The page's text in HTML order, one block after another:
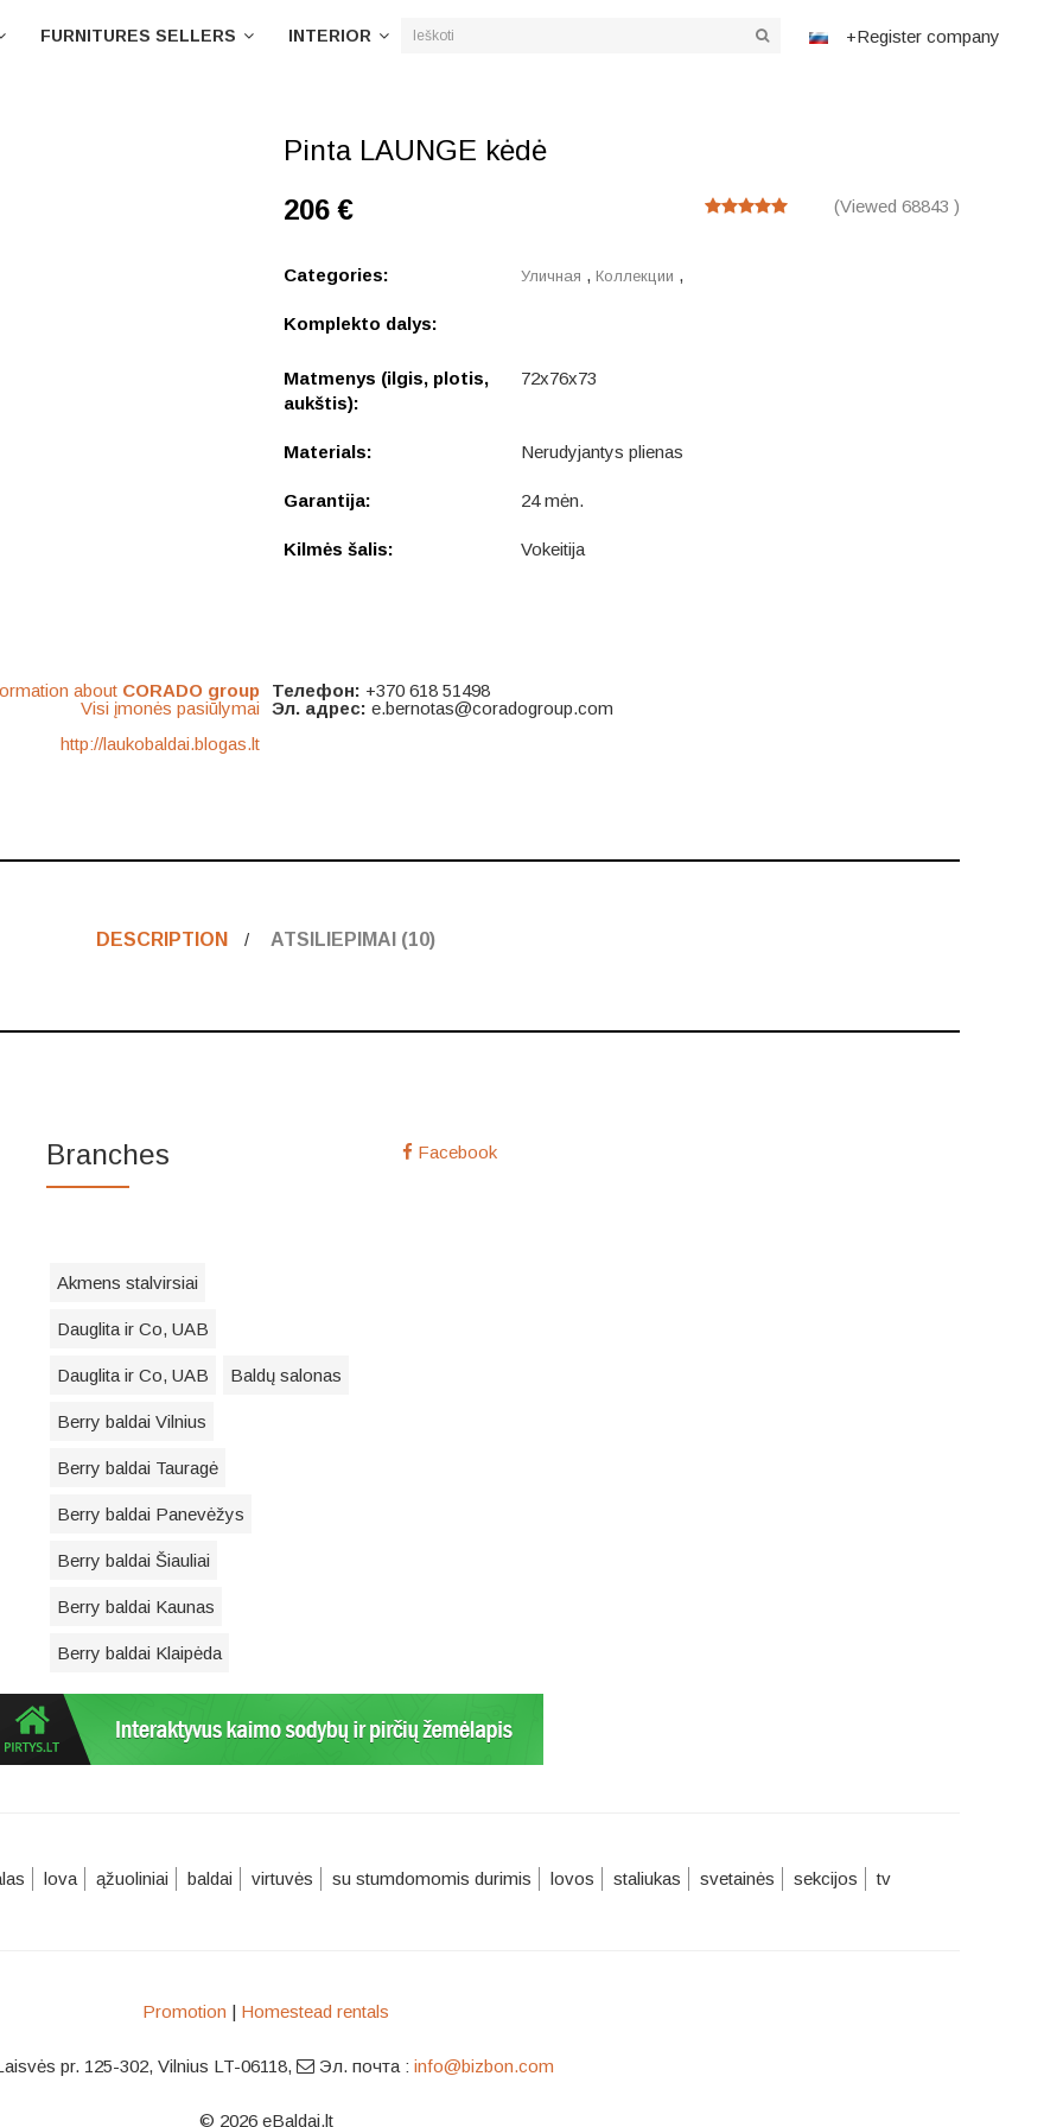
FURNITURES SELLERS INTERIOR +Register company
Pinta LAUNGE kėdė
(Viewed 68843 )
206 €
Categories: Уличная , Коллекции ,
Komplekto dalys:
Matmenys (ilgis, plotis,
aukštis):
72x76x73
Materials: Nerudyjantys plienas
Garantija: 24 mėn.
Kilmės šalis: Vokeitija
about CORADO group
Visi įmonės pasiūlymai
http://laukobaldai.blogas.lt
Телефон: +370 618 51498
Эл. адрес: e.bernotas@coradogroup.com
DESCRIPTION ATSILIEPIMAI (10)
Branches
Akmens stalvirsiai
Dauglita ir Co, UAB
Dauglita ir Co, UAB Baldų salonas
Berry baldai Vilnius
Berry baldai Tauragė
Berry baldai Panevėžys
Berry baldai Šiauliai
Berry baldai Kaunas
Berry baldai Klaipėda
Facebook
lova ąžuoliniai baldai virtuvės su stumdomomis durimis lovos staliukas svetainės sekcijos tv
Promotion | Homestead rentals
pr. 125-302, Vilnius LT-06118, Эл. почта : info@bizbon.com
© 2026 eBaldai.lt